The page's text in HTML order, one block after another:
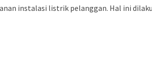
instalasi listrik pelanggan. Hal ini